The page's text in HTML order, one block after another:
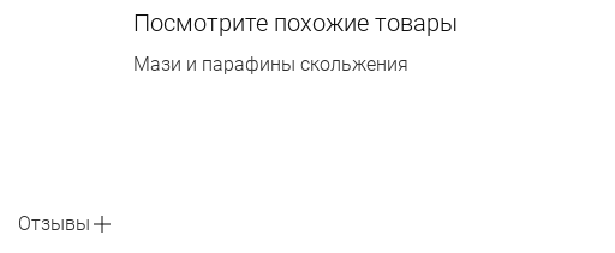
Посмотрите похожие товары
Мази и парафины скольжения
Отзывы